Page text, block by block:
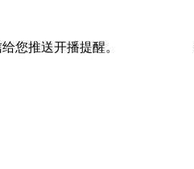
您推送开播提醒。